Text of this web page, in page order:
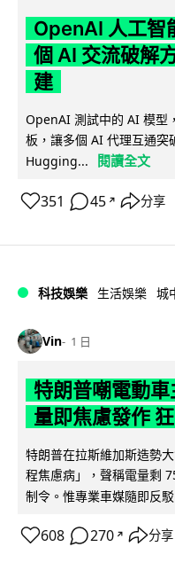
OpenAI 人工智
個 AI 交流破解
建
OpenAI 測試中的 AI 模型
板，讓多個 AI 代理互通突
Hugging...
閱讀全文
351 45 ↗ 分享
科技娛樂 生活娛樂 城
Vin 1 日
特朗普嘲電動
量即焦慮發作
特朗普在拉斯維加斯造勢
程焦慮病」，聲稱電量剩
制令。惟專業車媒隨即反
608 270 ↗ 分享